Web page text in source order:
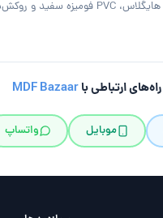
راه‌های ارتباطی باMDF Bazaar
موبایل واتساپ